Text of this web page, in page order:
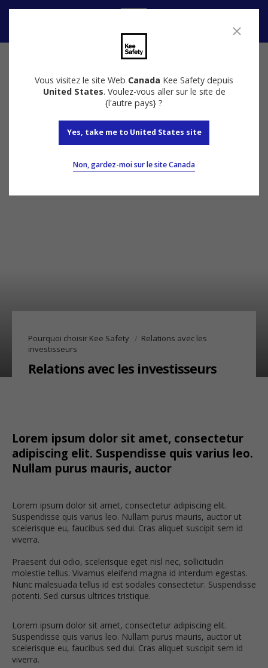
Vous visitez le site Web Canada Kee Safety depuis
United States. Voulez-vous aller sur le site de
{l'autre pays} ?
Yes, take me to United States site
Non, gardez-moi sur le site Canada
Pourquoi choisir Kee Safety
Relations avec les
investisseurs
Relations avec les investisseurs
Lorem ipsum dolor sit amet, consectetur
adipiscing elit. Suspendisse quis varius leo.
Nullam purus mauris, auctor
Lorem ipsum dolor sit amet, consectetur adipiscing elit.
Suspendisse quis varius leo. Nullam purus mauris, auctor ut
scelerisque eu, faucibus sed dui. Cras aliquet suscipit sem id
viverra.
Praesent dui odio, scelerisque eget nisl nec, sollicitudin
molestie tellus. Vivamus eleifend magna id interdum egestas.
Nunc malesuada tellus id est sodales consectetur. Suspendisse
potenti. Sed cursus ultrices tristique.
Lorem ipsum dolor sit amet, consectetur adipiscing elit.
Suspendisse quis varius leo. Nullam purus mauris, auctor ut
scelerisque eu, faucibus sed dui. Cras aliquet suscipit sem id
viverra.